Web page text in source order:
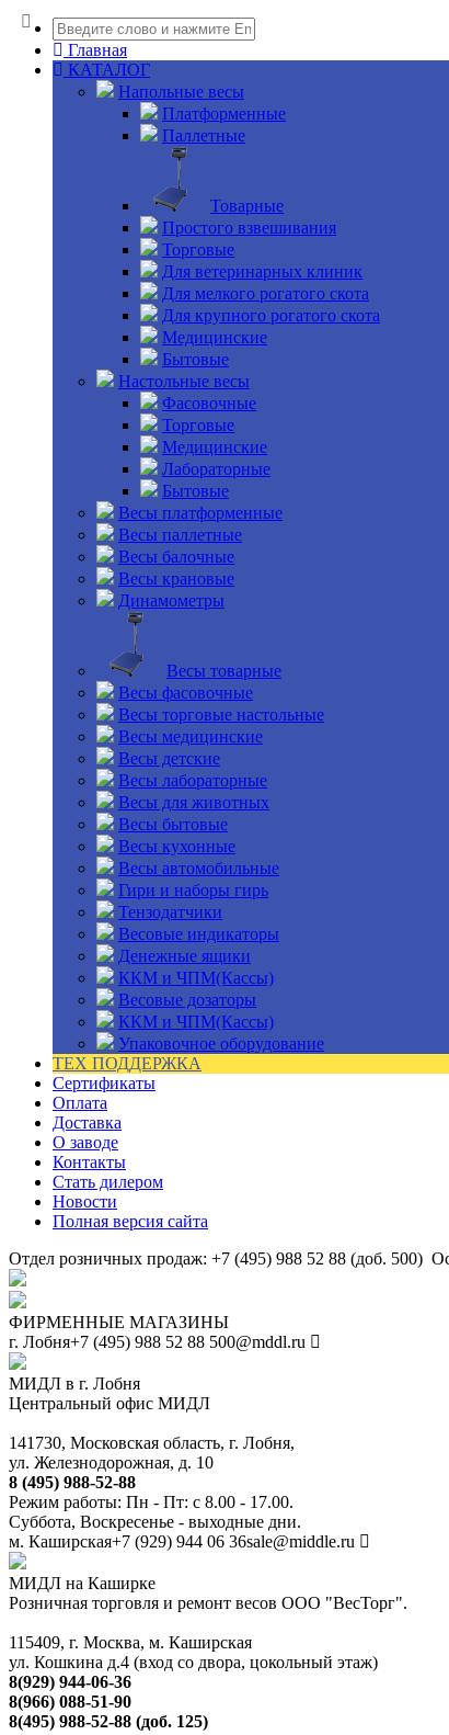
Главная
КАТАЛОГ
Напольные весы
Платформенные
Паллетные
Товарные
Простого взвешивания
Торговые
Для ветеринарных клиник
Для мелкого рогатого скота
Для крупного рогатого скота
Медицинские
Бытовые
Настольные весы
Фасовочные
Торговые
Медицинские
Лабораторные
Бытовые
Весы платформенные
Весы паллетные
Весы балочные
Весы крановые
Динамометры
Весы товарные
Весы фасовочные
Весы торговые настольные
Весы медицинские
Весы детские
Весы лабораторные
Весы для животных
Весы бытовые
Весы кухонные
Весы автомобильные
Гири и наборы гирь
Тензодатчики
Весовые индикаторы
Денежные ящики
ККМ и ЧПМ(Кассы)
Весовые дозаторы
ККМ и ЧПМ(Кассы)
Упаковочное оборудование
ТЕХ ПОДДЕРЖКА
Сертификаты
Оплата
Доставка
О заводе
Контакты
Стать дилером
Новости
Полная версия сайта
Отдел розничных продаж: +7 (495) 988 52 88 (доб. 500)
ФИРМЕННЫЕ МАГАЗИНЫ
г. Лобня+7 (495) 988 52 88 500@mddl.ru
МИДЛ в г. Лобня
Центральный офис МИДЛ
141730, Московская область, г. Лобня,
ул. Железнодорожная, д. 10
8 (495) 988-52-88
Режим работы: Пн - Пт: с 8.00 - 17.00.
Суббота, Воскресенье - выходные дни.
м. Каширская+7 (929) 944 06 36sale@middle.ru
МИДЛ на Каширке
Розничная торговля и ремонт весов ООО "ВесТорг".
115409, г. Москва, м. Каширская
ул. Кошкина д.4 (вход со двора, цокольный этаж)
8(929) 944-06-36
8(966) 088-51-90
8(495) 988-52-88 (доб. 125)